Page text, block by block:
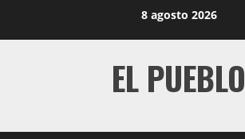
8 agosto 2026
EL PUEBLO